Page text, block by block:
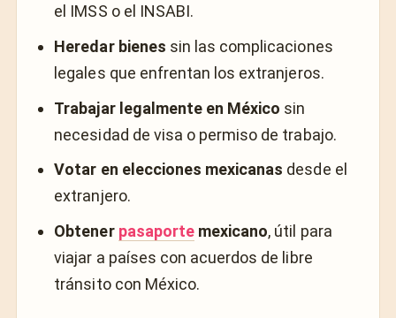
el IMSS o el INSABI.
Heredar bienes sin las complicaciones
legales que enfrentan los extranjeros.
Trabajar legalmente en México sin
necesidad de visa o permiso de trabajo.
Votar en elecciones mexicanas desde el
extranjero.
Obtener pasaportemexicano, útil para
viajar a países con acuerdos de libre
tránsito con México.